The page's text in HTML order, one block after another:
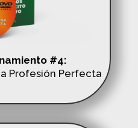
#4:
Profesión Perfecta